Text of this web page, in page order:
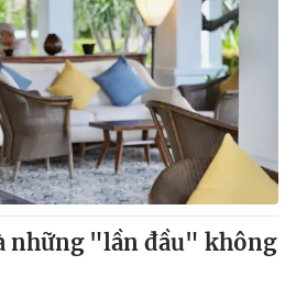
hình Việt Nam
VTV
và báo điện tử số 483/GP-BTTTT
Thủy
Thị Mỹ Hạnh, Phạm Quốc Thắng,
những "lần đầu" không